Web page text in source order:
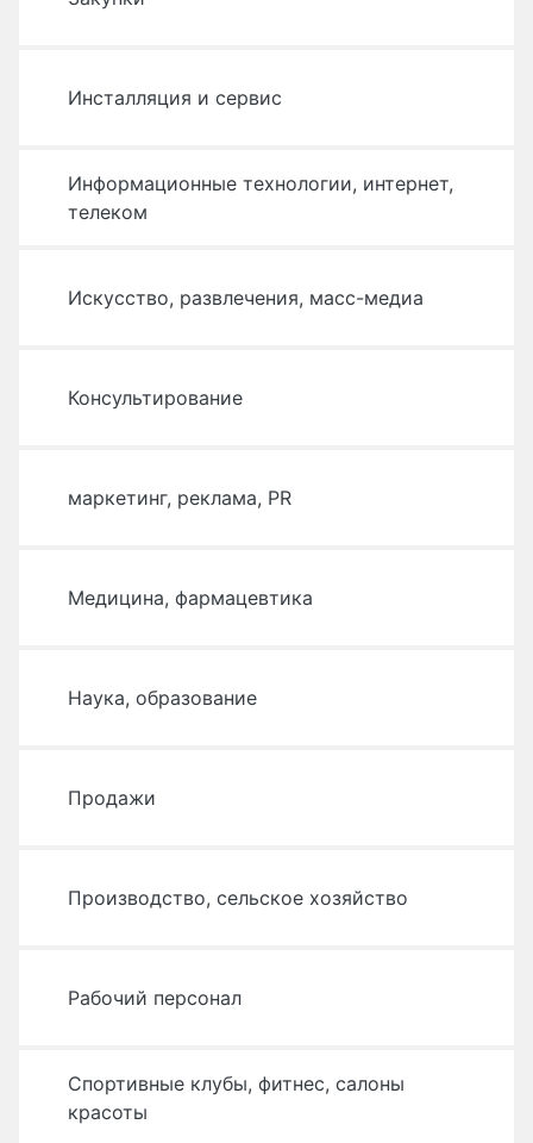
Инсталляция и сервис
Информационные технологии, интернет,
телеком
Искусство, развлечения, масс-медиа
Консультирование
маркетинг, реклама, PR
Медицина, фармацевтика
Наука, образование
Продажи
Производство, сельское хозяйство
Рабочий персонал
Спортивные клубы, фитнес, салоны
красоты